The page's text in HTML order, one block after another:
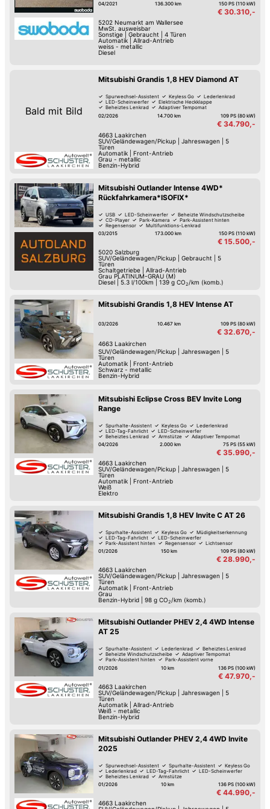
04/2021
136.300 km 150 PS (110 kW)
€ 30.310,-
5202 Neumarkt am Wallersee
MwSt. ausweisbar
Sonstige| Gebraucht
4 Türen
Automatik| Allrad-Antrieb
weiss - metallic
Diesel
Bald mit Bild
Mitsubishi Grandis 1,8 HEV Diamond AT
Spurwechsel-Assistent Keyless Go
Lederlenkrad
LED-Scheinwerfer
Elektrische Heckklappe
Beheiztes Lenkrad
Adaptiver Tempomat
Park-Assistent hinten
02/2026 14.700 km 109 PS (80 kW)
€ 34.790,-
4663 Laakirchen
SUV/Geländewagen/Pickup| Jahreswagen
5
Türen
Automatik|
Front-Antrieb
Grau - metallic
Benzin-Hybrid
Mitsubishi Outlander Intense 4WD*
Rückfahrkamera*ISOFIX*
USB LED-Scheinwerfer
Beheizte Windschutzscheibe
CD-Player
Park-Kamera
Park-Assistent hinten
Regensensor
Multifunktions-Lenkrad
03/2015
173.000 km 150 PS (110 kW)
€ 15.500,-
5020 Salzburg
SUV/Geländewagen/Pickup| Gebraucht
5
Türen
Schaltgetriebe| Allrad-Antrieb
Grau PLATINUM-GRAU (M)
Diesel
5.3 l/100km 139 g CO2 /km (komb.)
Mitsubishi Grandis 1,8 HEV Intense AT
03/2026 10.467 km 109 PS (80 kW)
€ 32.670,-
4663 Laakirchen
SUV/Geländewagen/Pickup| Jahreswagen
5
Türen
Automatik| Front-Antrieb
Schwarz - metallic
Benzin-Hybrid
Mitsubishi Eclipse Cross BEV Invite Long
Range
Spurhalte-Assistent Keyless Go
Lederlenkrad
LED-Tag-Fahrlicht
LED-Scheinwerfer
Beheiztes Lenkrad
Armstütze
Adaptiver Tempomat
04/2026
2.000 km 75 PS (55 kW)
€ 35.990,-
4663 Laakirchen
SUV/Geländewagen/Pickup| Jahreswagen
5
Türen
Automatik|
Front-Antrieb
Weiß
Elektro
Mitsubishi Grandis 1,8 HEV Invite C AT 26
Spurhalte-Assistent Keyless Go
Müdigkeitserkennung
LED-Tag-Fahrlicht
LED-Scheinwerfer
Park-Assistent hinten
Regensensor
Lichtsensor
01/2026
150 km 109 PS (80 kW)
€ 28.990,-
4663 Laakirchen
SUV/Geländewagen/Pickup| Jahreswagen
5
Türen
Automatik|
Front-Antrieb
Grau
Benzin-Hybrid
98 g CO2/km (komb.)
Mitsubishi Outlander PHEV 2,4 4WD Intense
AT 25
Spurhalte-Assistent Lederlenkrad
Beheiztes Lenkrad
Beheizte Windschutzscheibe
Adaptiver Tempomat
Park-Assistent hinten
Park-Assistent vorne
Head-Up Display
01/2026 10 km 136 PS (100 kW)
€ 47.970,-
4663 Laakirchen
SUV/Geländewagen/Pickup| Jahreswagen
5
Türen
Automatik| Allrad-Antrieb
Weiß - metallic
Benzin-Hybrid
Mitsubishi Outlander PHEV 2,4 4WD Invite
2025
Spurwechsel-Assistent Spurhalte-Assistent
Keyless Go
Lederlenkrad
LED-Tag-Fahrlicht
LED-Scheinwerfer
Beheiztes Lenkrad
Armstütze
01/2026
10 km 136 PS (100 kW)
€ 44.990,-
4663 Laakirchen